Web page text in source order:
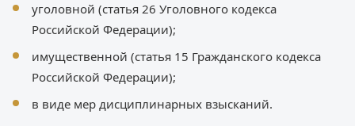
уголовной (статья 26 Уголовного кодекса
Российской Федерации);
имущественной (статья 15 Гражданского кодекса
Российской Федерации);
в виде мер дисциплинарных взысканий.